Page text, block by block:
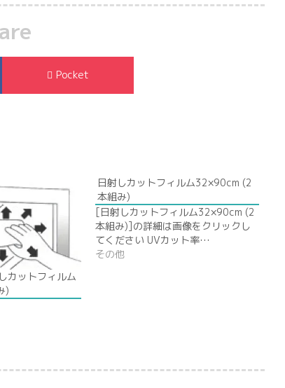
Pocket
カットフィルム
)
日射しカットフィルム32×90cm (2
本組み)
[日射しカットフィルム32×90cm (2
本組み)]の詳細は画像をクリックし
てください UVカット率…
その他